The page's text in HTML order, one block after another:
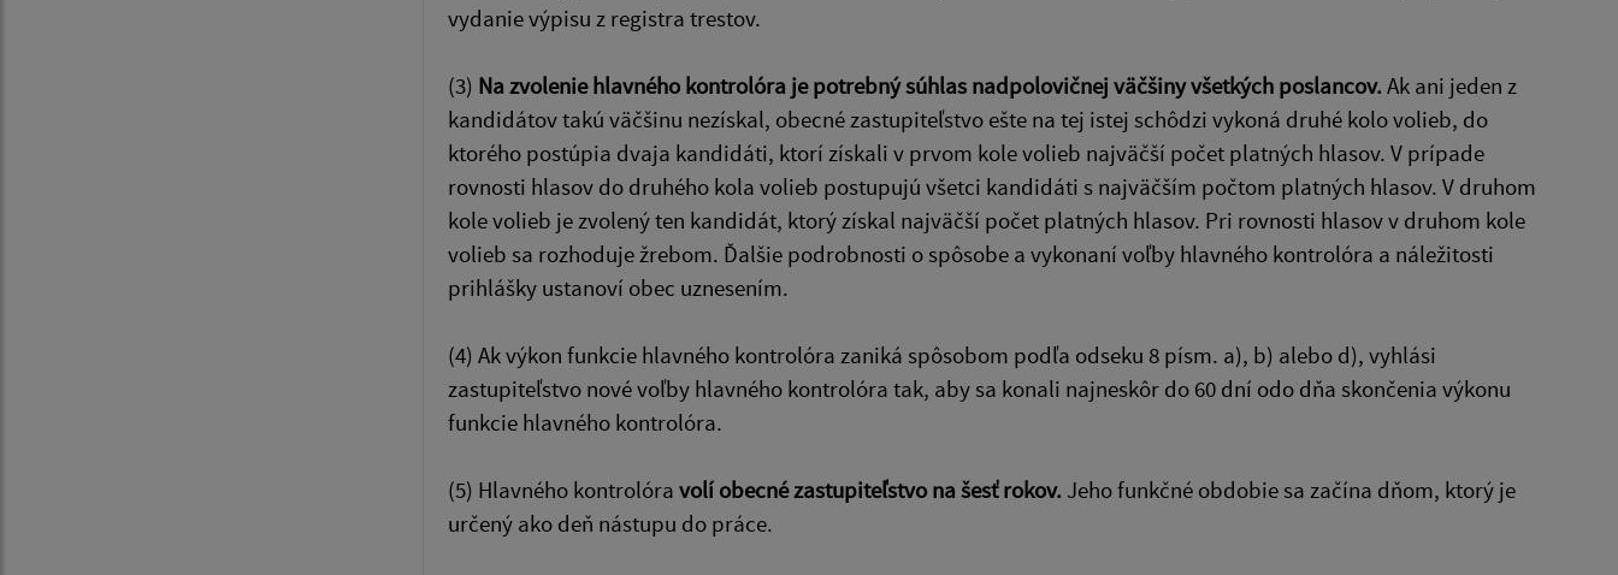
vydanie výpisu z registra trestov.
(3) Na zvolenie hlavného kontrolóra je potrebný súhlas nadpolovičnej väčšiny všetkých poslancov.Ak ani jeden z
kandidátov takú väčšinu nezískal, obecné zastupiteľstvo ešte na tej istej schôdzi vykoná druhé kolo volieb, do
ktorého postúpia dvaja kandidáti, ktorí získali v prvom kole volieb najväčší počet platných hlasov. V prípade
rovnosti hlasov do druhého kola volieb postupujú všetci kandidáti s najväčším počtom platných hlasov. V druhom
kole volieb je zvolený ten kandidát, ktorý získal najväčší počet platných hlasov. Pri rovnosti hlasov v druhom kole
volieb sa rozhoduje žrebom. Ďalšie podrobnosti o spôsobe a vykonaní voľby hlavného kontrolóra a náležitosti
prihlášky ustanoví obec uznesením.
(4) Ak výkon funkcie hlavného kontrolóra zaniká spôsobom podľa odseku 8 písm. a), b) alebo d), vyhlási
zastupiteľstvo nové voľby hlavného kontrolóra tak, aby sa konali najneskôr do 60 dní odo dňa skončenia výkonu
funkcie hlavného kontrolóra.
(5) Hlavného kontrolóra volí obecné zastupiteľstvo na šesť rokov. Jeho funkčné obdobie sa začína dňom, ktorý je
určený ako deň nástupu do práce.